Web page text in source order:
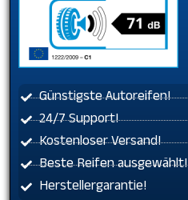
Günstigste Autoreifen!
24/7 Support!
Kostenloser Versand!
Beste Reifen ausgewählt!
Herstellergarantie!